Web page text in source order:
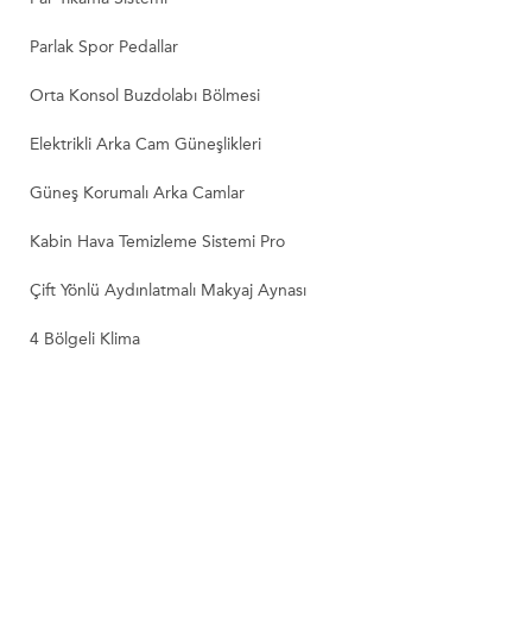
Parlak Spor Pedallar
Orta Konsol Buzdolabı Bölmesi
Elektrikli Arka Cam Güneşlikleri
Güneş Korumalı Arka Camlar
Kabin Hava Temizleme Sistemi Pro
Çift Yönlü Aydınlatmalı Makyaj Aynası
4 Bölgeli Klima